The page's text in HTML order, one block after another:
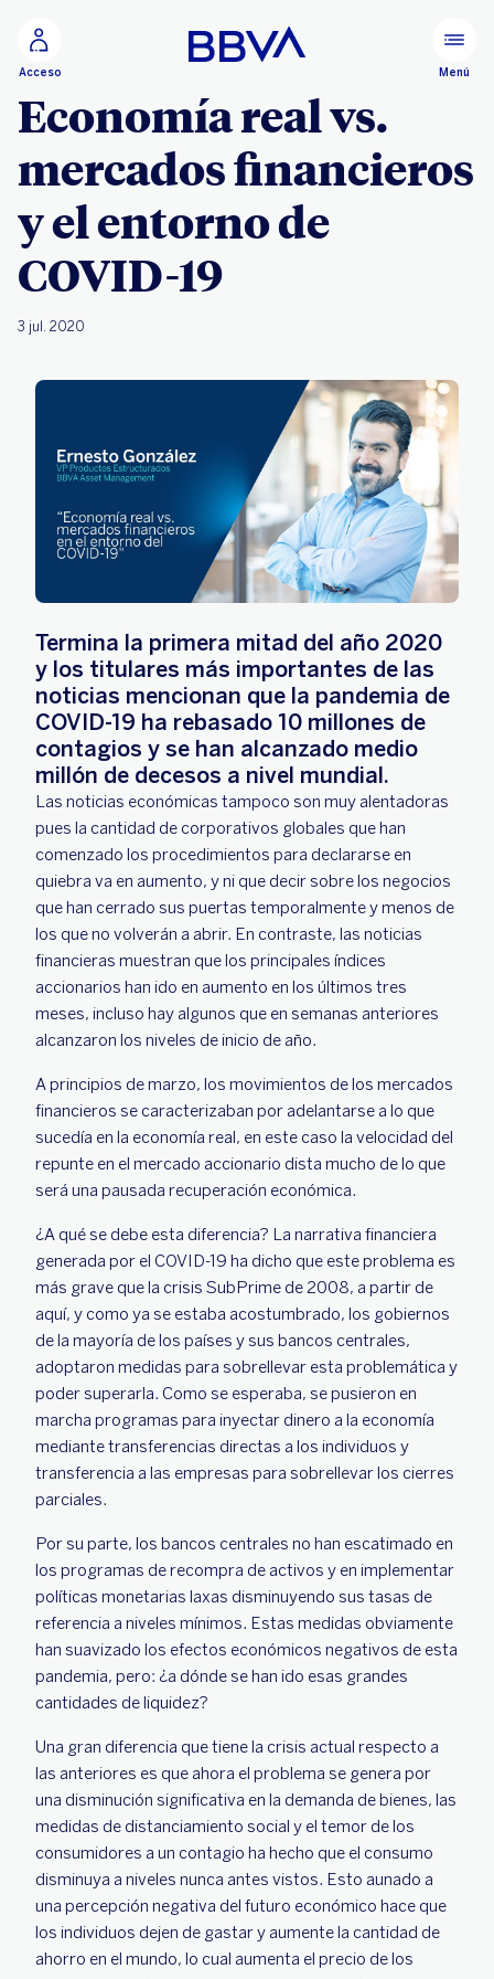
Acceso Menú
Economía real vs.
mercados financieros
y el entorno de
COVID-19
3 jul. 2020
Termina la primera mitad del año 2020
y los titulares más importantes de las
noticias mencionan que la pandemia de
COVID-19 ha rebasado 10 millones de
contagios y se han alcanzado medio
millón de decesos a nivel mundial.
Las noticias económicas tampoco son muy alentadoras
pues la cantidad de corporativos globales que han
comenzado los procedimientos para declararse en
quiebra va en aumento, y ni que decir sobre los negocios
que han cerrado sus puertas temporalmente y menos de
los que no volverán a abrir. En contraste, las noticias
financieras muestran que los principales índices
accionarios han ido en aumento en los últimos tres
meses, incluso hay algunos que en semanas anteriores
alcanzaron los niveles de inicio de año.
A principios de marzo, los movimientos de los mercados
financieros se caracterizaban por adelantarse a lo que
sucedía en la economía real, en este caso la velocidad del
repunte en el mercado accionario dista mucho de lo que
será una pausada recuperación económica.
¿A qué se debe esta diferencia? La narrativa financiera
generada por el COVID-19 ha dicho que este problema es
más grave que la crisis SubPrime de 2008, a partir de
aquí, y como ya se estaba acostumbrado, los gobiernos
de la mayoría de los países y sus bancos centrales,
adoptaron medidas para sobrellevar esta problemática y
poder superarla. Como se esperaba, se pusieron en
marcha programas para inyectar dinero a la economía
mediante transferencias directas a los individuos y
transferencia a las empresas para sobrellevar los cierres
parciales.
Por su parte, los bancos centrales no han escatimado en
los programas de recompra de activos y en implementar
políticas monetarias laxas disminuyendo sus tasas de
referencia a niveles mínimos. Estas medidas obviamente
han suavizado los efectos económicos negativos de esta
pandemia, pero: ¿a dónde se han ido esas grandes
cantidades de liquidez?
Una gran diferencia que tiene la crisis actual respecto a
las anteriores es que ahora el problema se genera por
una disminución significativa en la demanda de bienes, las
medidas de distanciamiento social y el temor de los
consumidores a un contagio ha hecho que el consumo
disminuya a niveles nunca antes vistos. Esto aunado a
una percepción negativa del futuro económico hace que
los individuos dejen de gastar y aumente la cantidad de
ahorro en el mundo, lo cual aumenta el precio de los